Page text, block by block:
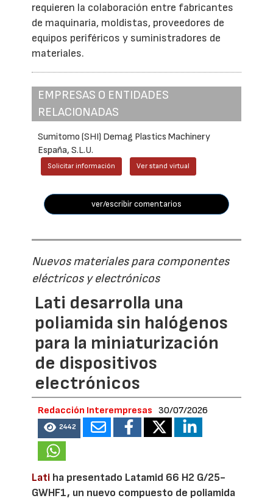
requieren la colaboración entre fabricantes
de maquinaria, moldistas, proveedores de
equipos periféricos y suministradores de
materiales.
EMPRESAS O ENTIDADES
RELACIONADAS
Sumitomo (SHI) Demag Plastics Machinery
España, S.L.U.
Solicitar información Ver stand virtual
ver/escribir comentarios
Nuevos materiales para componentes
eléctricos y electrónicos
Lati desarrolla una
poliamida sin halógenos
para la miniaturización
de dispositivos
electrónicos
Redacción Interempresas 30/07/2026
2442
Lati ha presentado Latamid 66 H2 G/25-
GWHF1, un nuevo compuesto de poliamida